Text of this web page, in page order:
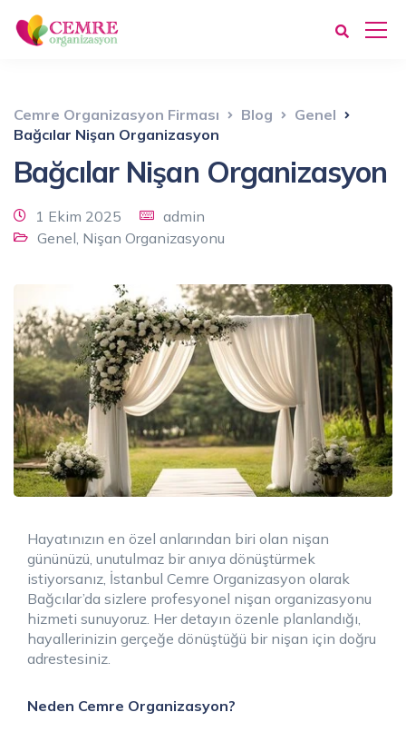
Cemre Organizasyon Firması Blog
Genel
Bağcılar Nişan Organizasyon
Bağcılar Nişan Organizasyon
1 Ekim 2025
admin
Genel, Nişan Organizasyonu
Hayatınızın en özel anlarından biri olan nişan
gününüzü, unutulmaz bir anıya dönüştürmek
istiyorsanız, İstanbul Cemre Organizasyon olarak
Bağcılar’da sizlere profesyonel nişan organizasyonu
hizmeti sunuyoruz. Her detayın özenle planlandığı,
hayallerinizin gerçeğe dönüştüğü bir nişan için doğru
adrestesiniz.
Neden Cemre Organizasyon?